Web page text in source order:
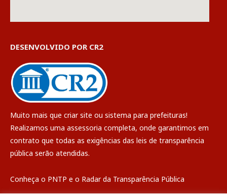
DESENVOLVIDO POR CR2
Muito mais que criar site ou sistema para prefeituras!
Realizamos uma assessoria completa, onde garantimos em
contrato que todas as exigências das leis de transparência
pública serão atendidas.
Conheça o PNTP e o Radar da Transparência Pública